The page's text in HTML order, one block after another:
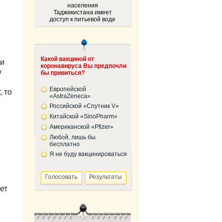
то
населения
Таджикистана имеет
доступ к питьевой воде
Какой вакциной от
коронавируса Вы предпочли
бы привиться?
Европейской
«AstraZeneca»
Российской «Спутник V»
Китайской «SinoPharm»
Американской «Pfizer»
Любой, лишь бы
бесплатно
Я не буду вакцинироваться